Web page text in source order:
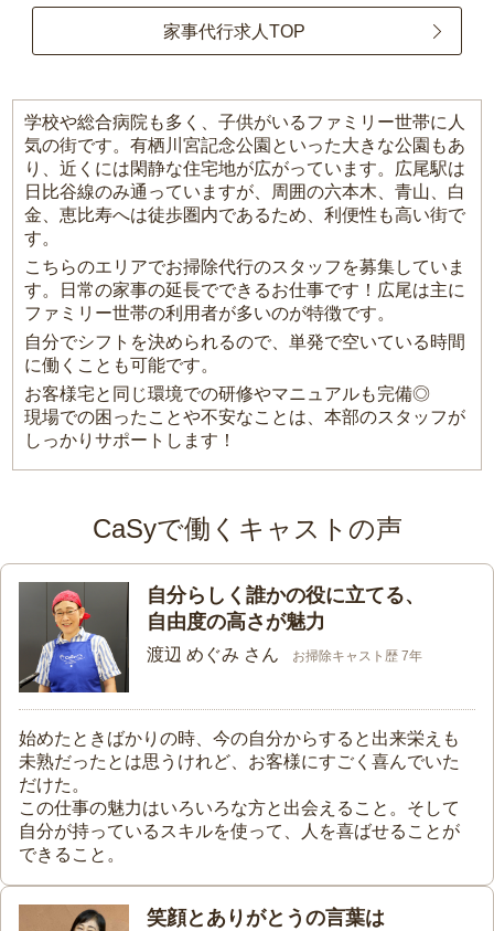
家事代行求人TOP
学校や総合病院も多く、子供がいるファミリー世帯に人
気の街です。有栖川宮記念公園といった大きな公園もあ
り、近くには閑静な住宅地が広がっています。広尾駅は
日比谷線のみ通っていますが、周囲の六本木、青山、白
金、恵比寿へは徒歩圏内であるため、利便性も高い街で
す。
こちらのエリアでお掃除代行のスタッフを募集していま
す。日常の家事の延長でできるお仕事です！広尾は主に
ファミリー世帯の利用者が多いのが特徴です。
自分でシフトを決められるので、単発で空いている時間
に働くことも可能です。
お客様宅と同じ環境での研修やマニュアルも完備◎
現場での困ったことや不安なことは、本部のスタッフが
しっかりサポートします！
CaSyで働くキャストの声
自分らしく誰かの役に立てる、
自由度の高さが魅力
渡辺 めぐみ さん お掃除キャスト歴 7年
始めたときばかりの時、今の自分からすると出来栄えも
未熟だったとは思うけれど、お客様にすごく喜んでいた
だけた。
この仕事の魅力はいろいろな方と出会えること。そして
自分が持っているスキルを使って、人を喜ばせることが
できること。
笑顔とありがとうの言葉は